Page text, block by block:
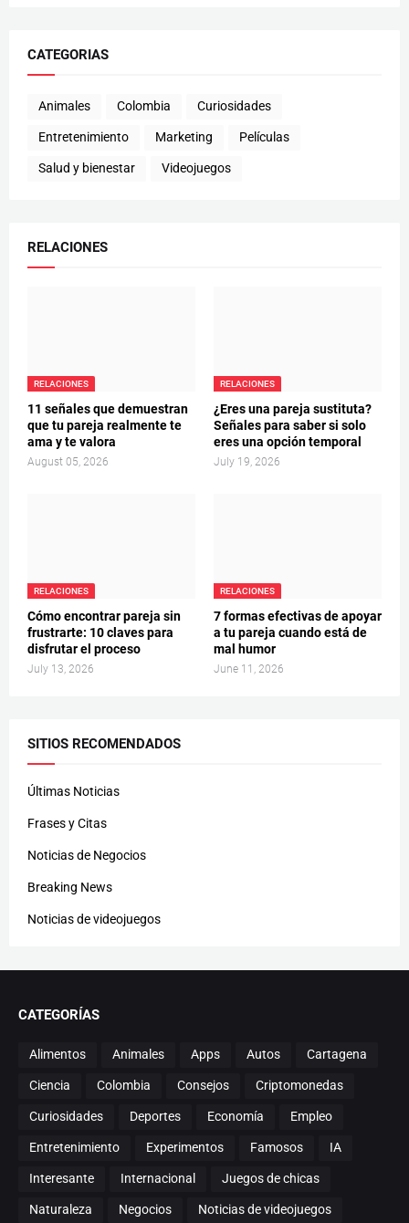
CATEGORIAS
Animales Colombia Curiosidades
Entretenimiento Marketing Películas
Salud y bienestar Videojuegos
RELACIONES
RELACIONES
11 señales que demuestran
que tu pareja realmente te
ama y te valora
August 05, 2026
RELACIONES
¿Eres una pareja sustituta?
Señales para saber si solo
eres una opción temporal
July 19, 2026
RELACIONES
Cómo encontrar pareja sin
frustrarte: 10 claves para
disfrutar el proceso
July 13, 2026
RELACIONES
7 formas efectivas de apoyar
a tu pareja cuando está de
mal humor
June 11, 2026
SITIOS RECOMENDADOS
Últimas Noticias
Frases y Citas
Noticias de Negocios
Breaking News
Noticias de videojuegos
CATEGORÍAS
Alimentos Animales Apps Autos Cartagena
Ciencia Colombia Consejos Criptomonedas
Curiosidades Deportes Economía Empleo
Entretenimiento Experimentos Famosos IA
Interesante Internacional Juegos de chicas
Naturaleza Negocios Noticias de videojuegos